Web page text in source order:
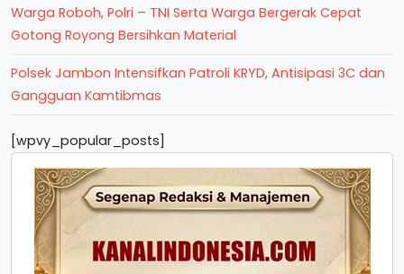
Warga Roboh, Polri – TNI Serta Warga Bergerak Cepat
Gotong Royong Bersihkan Material
Polsek Jambon Intensifkan Patroli KRYD, Antisipasi 3C dan
Gangguan Kamtibmas
[wpvy_popular_posts]